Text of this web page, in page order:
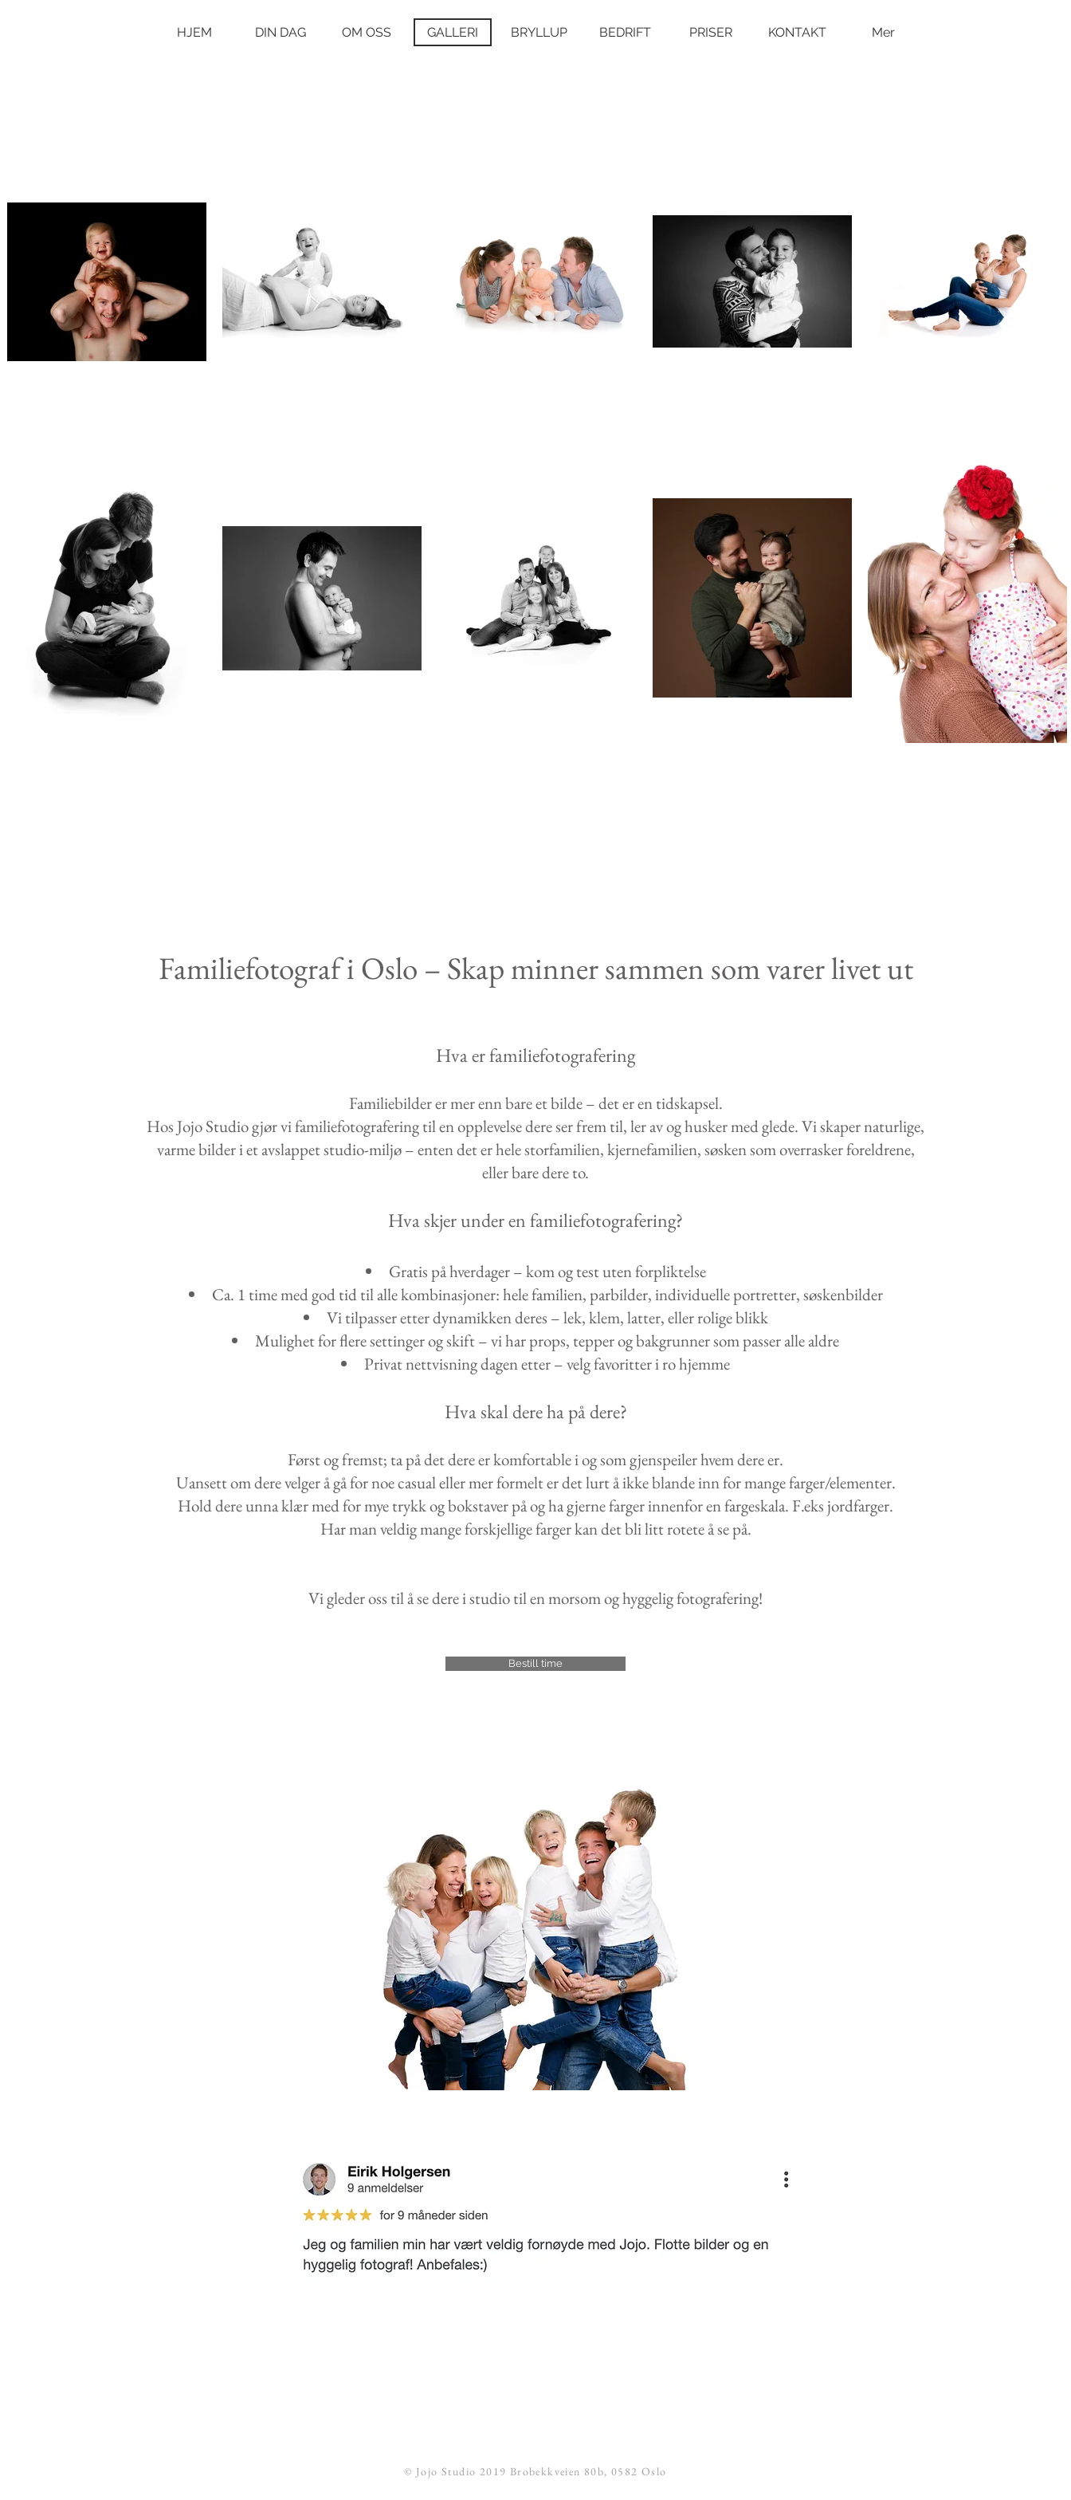
HJEM DIN DAG OM OSS GALLERI BRYLLUP BEDRIFT PRISER KONTAKT Mer
Familiefotograf i Oslo – Skap minner sammen som varer livet ut
Hva er familiefotografering
Familiebilder er mer enn bare et bilde – det er en tidskapsel.
Hos Jojo Studio gjør vi familiefotografering til en opplevelse dere ser frem til, ler av og husker med glede. Vi skaper naturlige,
varme bilder i et avslappet studio-miljø – enten det er hele storfamilien, kjernefamilien, søsken som overrasker foreldrene,
eller bare dere to.
Hva skjer under en familiefotografering?
Gratis på hverdager – kom og test uten forpliktelse
Ca. 1 time med god tid til alle kombinasjoner: hele familien, parbilder, individuelle portretter, søskenbilder
Vi tilpasser etter dynamikken deres – lek, klem, latter, eller rolige blikk
Mulighet for flere settinger og skift – vi har props, tepper og bakgrunner som passer alle aldre
Privat nettvisning dagen etter – velg favoritter i ro hjemme
Hva skal dere ha på dere?
Først og fremst; ta på det dere er komfortable i og som gjenspeiler hvem dere er.
Uansett om dere velger å gå for noe casual eller mer formelt er det lurt å ikke blande inn for mange farger/elementer.
Hold dere unna klær med for mye trykk og bokstaver på og ha gjerne farger innenfor en fargeskala. F.eks jordfarger.
Har man veldig mange forskjellige farger kan det bli litt rotete å se på.
Vi gleder oss til å se dere i studio til en morsom og hyggelig fotografering!
Bestill time
© Jojo Studio 2019 Brobekkveien 80b, 0582 Oslo